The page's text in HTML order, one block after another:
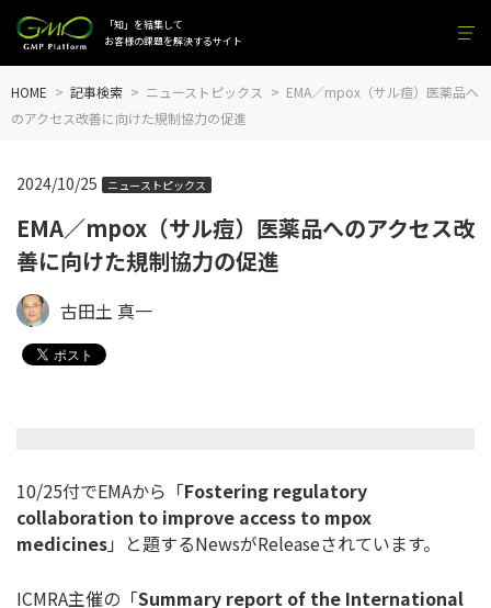
「知」を結集して
お客様の課題を解決するサイト
HOME 記事検索 ニューストピックス
EMA／mpox（サル痘）医薬品へ
のアクセス改善に向けた規制協力の促進
EMA／mpox（サル痘）医薬品へのアクセス改
善に向けた規制協力の促進
2024/10/25 ニューストピックス
古田土 真一
10/25付でEMAから「Fostering regulatory
collaboration to improve access to mpox
medicines」と題するNewsがReleaseされています。
ICMRA主催の「Summary report of the International